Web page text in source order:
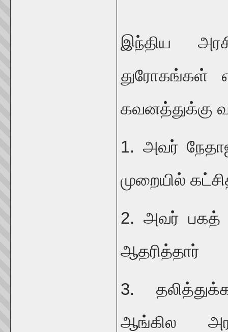
இந்திய
துரோகங்கள்
கவனத்துக்கு
1. அவர்
முறையில்
2. அவர் பகத்
ஆதரித்தார்
3.
ஆங்கில